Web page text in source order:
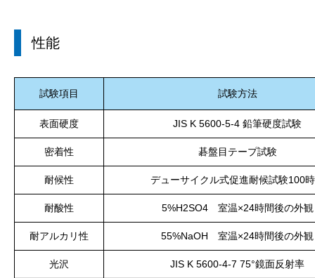
性能
試験項目 試験方法
表面硬度 JIS K 5600-5-4 鉛筆硬度試験
密着性 碁盤目テープ試験
耐候性 デューサイクル式促進耐候試験100
耐酸性 5%H2SO4 室温×24時間後の外観
耐アルカリ性 55%NaOH 室温×24時間後の外観
光沢 JIS K 5600-4-7 75°鏡面反射率